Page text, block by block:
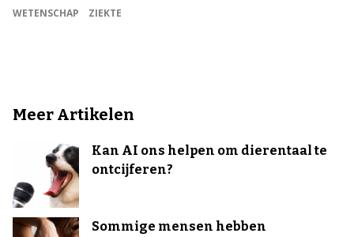
WETENSCHAP
ZIEKTE
Meer Artikelen
Kan AI ons helpen om dierentaal te
ontcijferen?
Sommige mensen hebben